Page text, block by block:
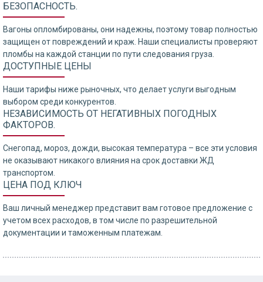
БЕЗОПАСНОСТЬ.
Вагоны опломбированы, они надежны, поэтому товар полностью
защищен от повреждений и краж. Наши специалисты проверяют
пломбы на каждой станции по пути следования груза.
ДОСТУПНЫЕ ЦЕНЫ
Наши тарифы ниже рыночных, что делает услуги выгодным
выбором среди конкурентов.
НЕЗАВИСИМОСТЬ ОТ НЕГАТИВНЫХ ПОГОДНЫХ
ФАКТОРОВ.
Снегопад, мороз, дожди, высокая температура – все эти условия
не оказывают никакого влияния на срок доставки ЖД
транспортом.
ЦЕНА ПОД КЛЮЧ
Ваш личный менеджер представит вам готовое предложение с
учетом всех расходов, в том числе по разрешительной
документации и таможенным платежам.